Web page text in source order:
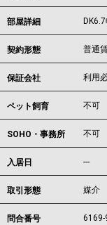
部屋詳細
契約形態 普通
保証会社 利用
ペット飼育 不可
SOHO・事務所 不可
入居日 ---
取引形態 媒介
問合番号 6169-